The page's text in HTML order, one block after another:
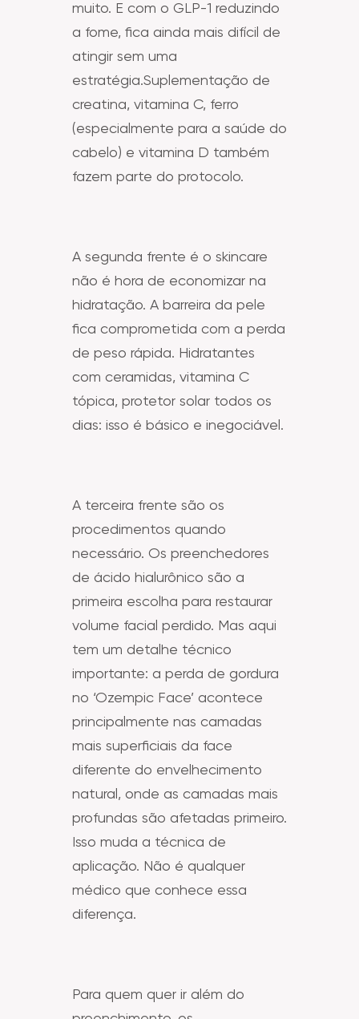
muito. E com o GLP-1 reduzindo
a fome, fica ainda mais difícil de
atingir sem uma
estratégia.Suplementação de
creatina, vitamina C, ferro
(especialmente para a saúde do
cabelo) e vitamina D também
fazem parte do protocolo.
A segunda frente é o skincare
não é hora de economizar na
hidratação. A barreira da pele
fica comprometida com a perda
de peso rápida. Hidratantes
com ceramidas, vitamina C
tópica, protetor solar todos os
dias: isso é básico e inegociável.
A terceira frente são os
procedimentos quando
necessário. Os preenchedores
de ácido hialurônico são a
primeira escolha para restaurar
volume facial perdido. Mas aqui
tem um detalhe técnico
importante: a perda de gordura
no ‘Ozempic Face’ acontece
principalmente nas camadas
mais superficiais da face
diferente do envelhecimento
natural, onde as camadas mais
profundas são afetadas primeiro.
Isso muda a técnica de
aplicação. Não é qualquer
médico que conhece essa
diferença.
Para quem quer ir além do